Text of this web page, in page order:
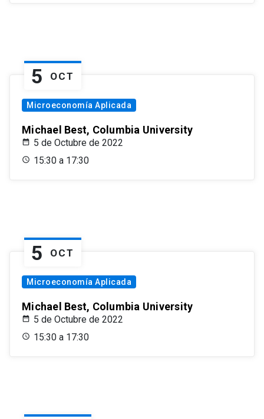
5 OCT
Microeconomía Aplicada
Michael Best, Columbia University
5 de Octubre de 2022
15:30 a 17:30
5 OCT
Microeconomía Aplicada
Michael Best, Columbia University
5 de Octubre de 2022
15:30 a 17:30